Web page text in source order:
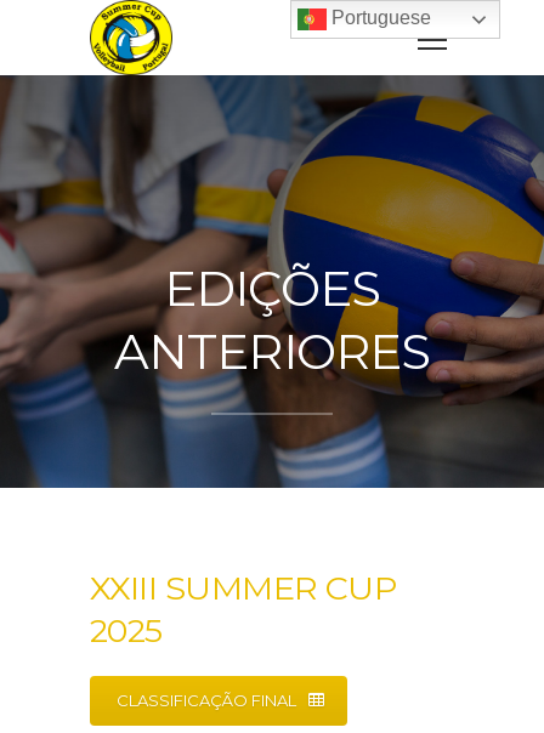
EDIÇÕES
ANTERIORES
XXIII SUMMER CUP
2025
CLASSIFICAÇÃO FINAL
Portuguese